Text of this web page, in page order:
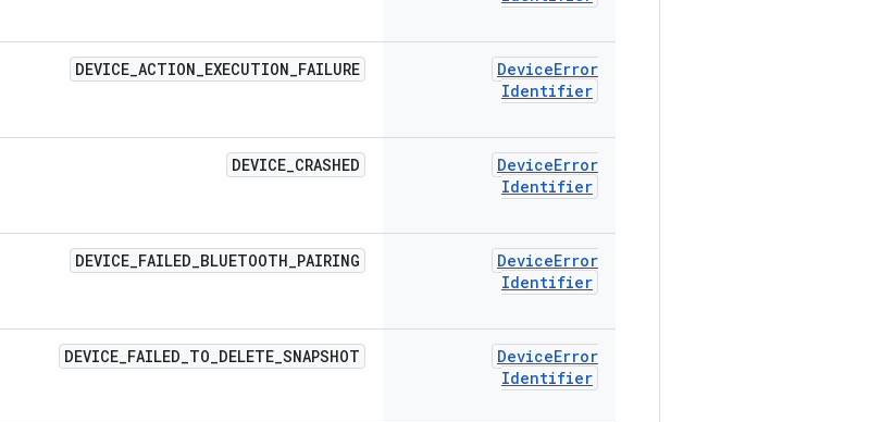
DeviceError
Identifier
DEVICE_ACTION_EXECUTION_FAILURE
DeviceError
Identifier
DEVICE_CRASHED
DeviceError
Identifier
DEVICE_FAILED_BLUETOOTH_PAIRING
DeviceError
Identifier
DEVICE_FAILED_TO_DELETE_SNAPSHOT